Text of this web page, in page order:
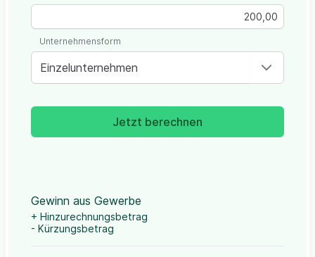
Einzelunternehmen
Unternehmensform
Jetzt berechnen
Gewinn aus Gewerbe
+ Hinzurechnungsbetrag
- Kürzungsbetrag